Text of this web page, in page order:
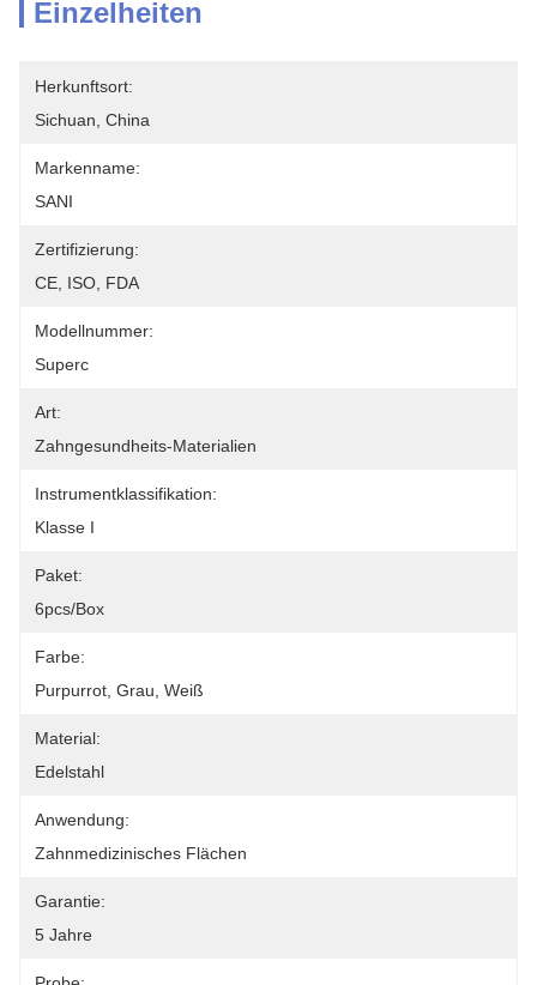
Einzelheiten
Herkunftsort:
Sichuan, China
Markenname:
SANI
Zertifizierung:
CE, ISO, FDA
Modellnummer:
Superc
Art:
Zahngesundheits-Materialien
Instrumentklassifikation:
Klasse I
Paket:
6pcs/box
Farbe:
Purpurrot, Grau, Weiß
Material:
Edelstahl
Anwendung:
Zahnmedizinisches Flächen
Garantie:
5 Jahre